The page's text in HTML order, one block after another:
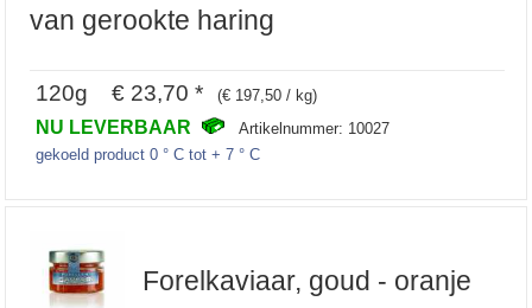
van gerookte haring
120g € 23,70 * (€ 197,50 / kg)
NU LEVERBAAR
Artikelnummer: 10027
gekoeld product 0 ° C tot + 7 ° C
Forelkaviaar, goud - oranje